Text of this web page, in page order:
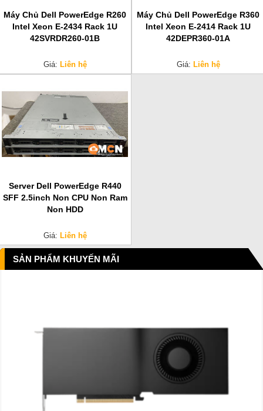
Máy Chủ Dell PowerEdge R260
Intel Xeon E-2434 Rack 1U
42SVRDR260-01B
Giá: Liên hệ
Máy Chủ Dell PowerEdge R360
Intel Xeon E-2414 Rack 1U
42DEPR360-01A
Giá: Liên hệ
Server Dell PowerEdge R440
SFF 2.5inch Non CPU Non Ram
Non HDD
Giá: Liên hệ
SẢN PHẨM KHUYẾN MÃI